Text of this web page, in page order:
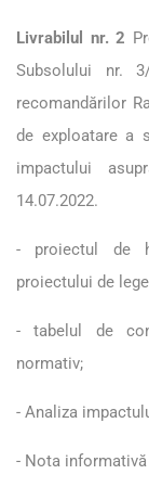
Livrabilul nr. 2
Subsolului nr.
recomandărilor
de exploatare a
impactului
14.07.2022.
- proiectul de
proiectului de
- tabelul de
normativ;
- Analiza
- Nota informativă